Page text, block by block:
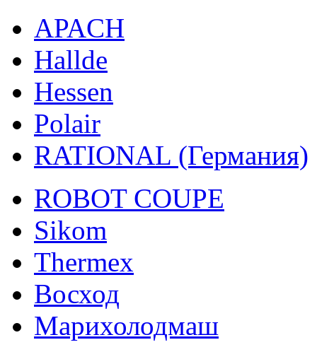
APACH
Hallde
Hessen
Polair
RATIONAL (Германия)
ROBOT COUPE
Sikom
Thermex
Восход
Марихолодмаш